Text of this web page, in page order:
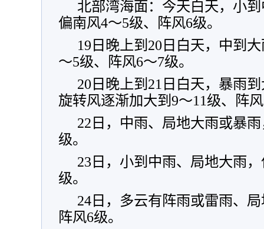
北部湾海面：今天白天，小
偏南风4～5级、阵风6级。
19日晚上到20日白天，中到
～5级、阵风6～7级。
20日晚上到21日白天，暴雨
旋转风逐渐加大到9～11级、阵
22日，中雨、局地大雨或暴
级。
23日，小到中雨、局地大雨
级。
24日，多云有阵雨或雷雨、
阵风6级。